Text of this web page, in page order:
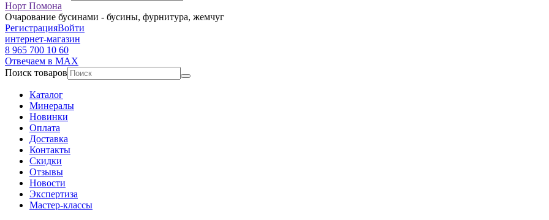
Норт Помона
Очарование бусинами - бусины, фурнитура, жемчуг
РегистрацияВойти
интернет-магазин
8 965 700 10 60
Отвечаем в MAX
Поиск товаров
Каталог
Минералы
Новинки
Оплата
Доставка
Контакты
Скидки
Отзывы
Новости
Экспертиза
Мастер-классы